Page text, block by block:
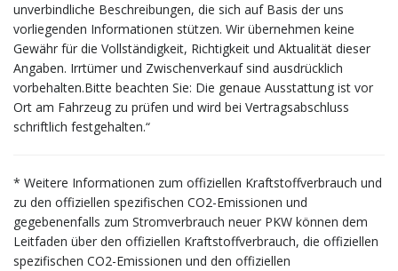
unverbindliche Beschreibungen, die sich auf Basis der uns
vorliegenden Informationen stützen. Wir übernehmen keine
Gewähr für die Vollständigkeit, Richtigkeit und Aktualität dieser
Angaben. Irrtümer und Zwischenverkauf sind ausdrücklich
vorbehalten.Bitte beachten Sie: Die genaue Ausstattung ist vor
Ort am Fahrzeug zu prüfen und wird bei Vertragsabschluss
schriftlich festgehalten.“
* Weitere Informationen zum offiziellen Kraftstoffverbrauch und
zu den offiziellen spezifischen CO2-Emissionen und
gegebenenfalls zum Stromverbrauch neuer PKW können dem
Leitfaden über den offiziellen Kraftstoffverbrauch, die offiziellen
spezifischen CO2-Emissionen und den offiziellen